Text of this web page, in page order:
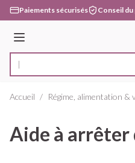
Aller au contenu
Paiements sécurisés Conseil du
Menu
Rechercher
Accueil / Régime, alimentation &
Aide à arrêter